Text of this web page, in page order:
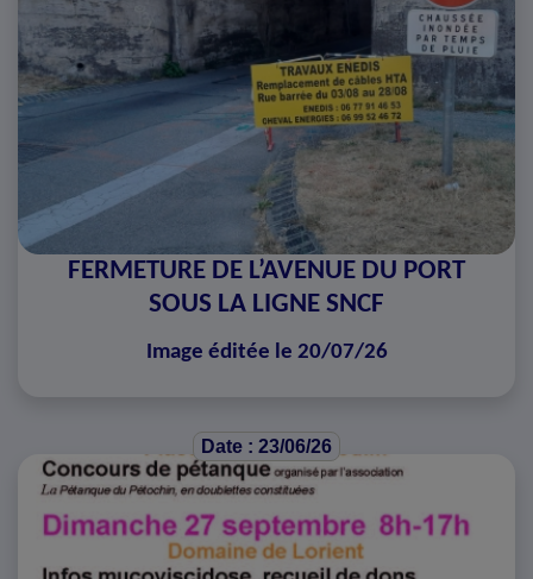
FERMETURE DE L’AVENUE DU PORT
SOUS LA LIGNE SNCF
Image éditée le 20/07/26
Date : 23/06/26